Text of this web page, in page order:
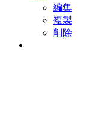
編集
複製
削除